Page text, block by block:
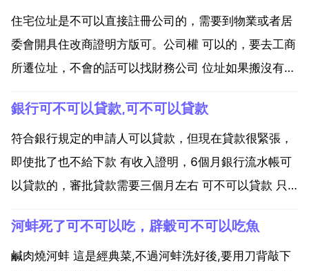
住宅位址是不可以直接註冊公司的，需要到物業或者居
委會開具住改商證明方版可。公司權 可以的，要去工商
所遷位址，不會的話可以找財務公司 位址如果搬沒有改
比較好的哦 我想辦理乙個營業執照，但是沒有公司位
址，怎麼辦理？工商行政管bai理局辦理執照時要du求
必需...
銀行可不可以貸款,可不可以貸款
符合銀行規定的申請人可以貸款，但現在貸款很緊張，
即使批了也不給下款 有收入證明，6個月銀行流水帳可
以貸款的，審批貸款需要三個月左右 可不可以貸款 只
沒的銀行流水，可不可以貸款 如果有其它抵押，也是可
以的，比如有車，有房產證。所在城市若有招商銀行，
河蚌死了可不可以吃，辟穀可不可以吃魚
鹹肉燒河蚌 這是經典菜,不過河蚌洗好後,要用刀背敲下